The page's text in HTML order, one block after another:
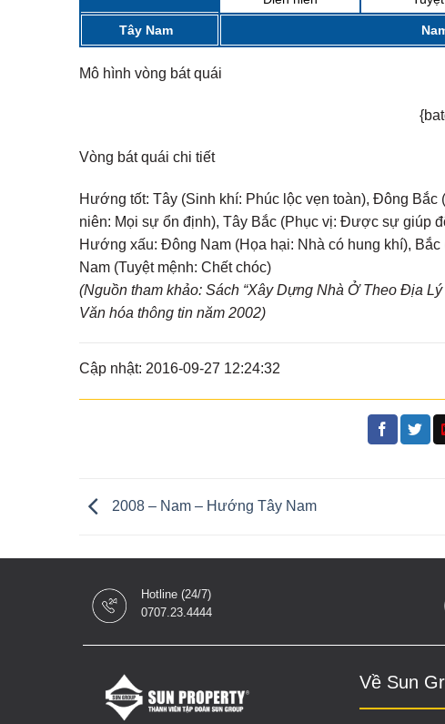
Tây Nam
Mô hình vòng bát quái
Vòng bát quái chi tiết
Hướng tốt: Tây (Sinh khí: Phúc lộc vẹn toàn), Đông
niên: Mọi sự ổn định), Tây Bắc (Phục vị: Được sự giúp
Hướng xấu: Đông Nam (Họa hại: Nhà có hung khí),
Nam (Tuyệt mệnh: Chết chóc)
(Nguồn tham khảo: Sách “Xây Dựng Nhà Ở Theo Địa
Văn hóa thông tin năm 2002)
Cập nhật: 2016-09-27 12:24:32
2008 – Nam – Hướng Tây Nam
Hotline (24/7)
0707.23.4444
Về Sun